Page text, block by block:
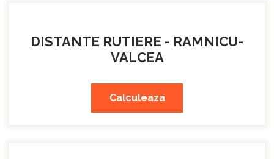
DISTANTE RUTIERE - RAMNICU-
VALCEA
Calculeaza